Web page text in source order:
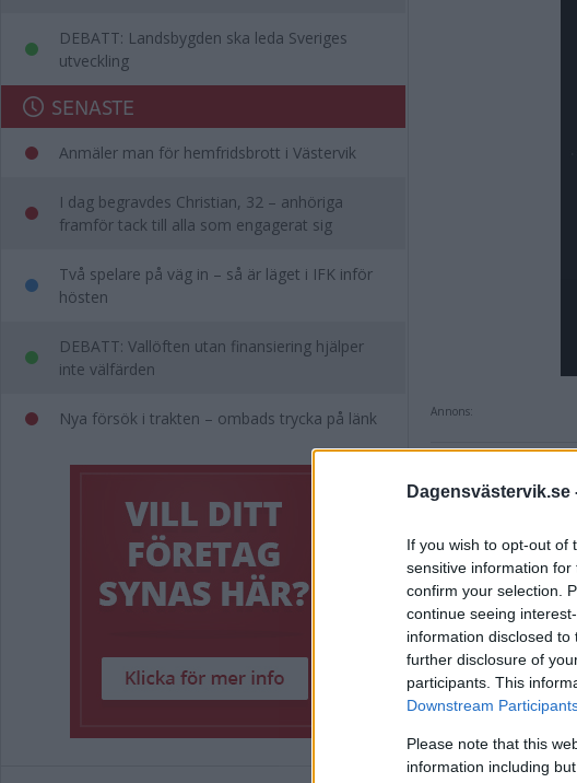
Dagensvästervik.se
If you wish to opt-out of
sensitive information
confirm your selection.
continue seeing
information disclosed
further disclosure of
participants. This
Downstream
Please note that this
information including
DEBATT: Landsbygden ska leda Sveriges
utveckling
SENASTE
Anmäler man för hemfridsbrott i Västervik
I dag begravdes Christian, 32 – anhöriga
framför tack till alla som engagerat sig
Två spelare på väg in – så är läget i IFK inför
hösten
DEBATT: Vallöften utan finansiering hjälper
inte välfärden
Nya försök i trakten – ombads trycka på länk Annons:
DELA
Relaterade